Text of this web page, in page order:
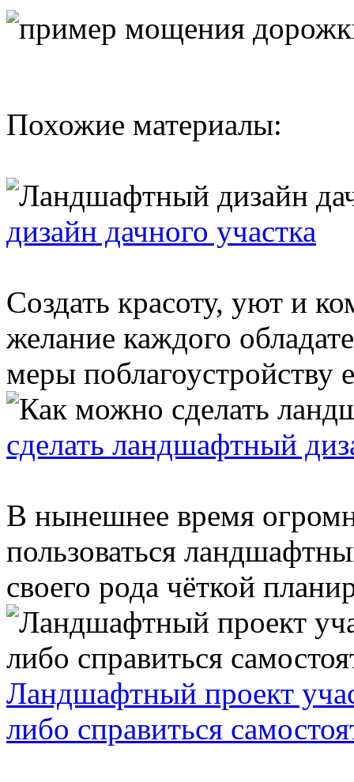
Похожие материалы:
дизайн дачного участка
Создать красоту, уют и
желание каждого
меры поблагоустройству
сделать ландшафтный
В нынешнее время
пользоваться
своего рода чёткой
Ландшафтный проект
либо справиться